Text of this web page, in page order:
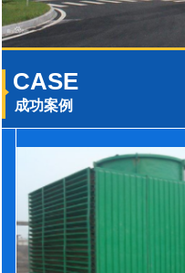
CASE
成功案例